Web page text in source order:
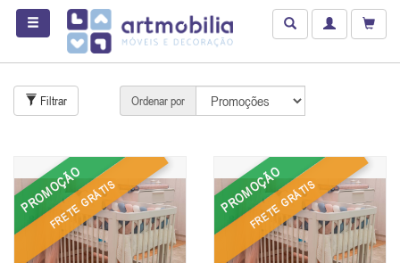
Filtrar Ordenar por
PROMOÇÃO
FRETE GRÁTIS PROMOÇÃO
FRETE GRÁTIS